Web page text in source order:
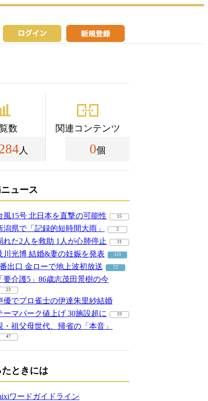
数
人
関連コンテンツ
0個
ュース
風15号 北日本を直撃の可能性 15
潟県で「記録的短時間大雨」 2
れた2人を救助 1人が心肺停止 31
川光博 結婚&妻の妊娠を発表 121
出口 金ローで地上波初放送 72
「要介護5」86歳志茂田景樹の今
23
優でプロ雀士の伊達朱里紗結婚
ーマパーク値上げ 30施設超に
19
・祖父母世代、帰省の「本音」
47
たときには
ワードガイドライン